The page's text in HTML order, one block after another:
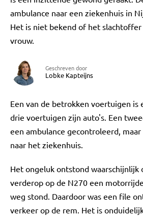
ambulance naar een ziekenhuis in
Het is niet bekend of het
vrouw.
Geschreven door
Lobke Kapteijns
Een van de betrokken voertuigen is
drie voertuigen zijn auto's. Een
een ambulance gecontroleerd,
naar het ziekenhuis.
Het ongeluk ontstond waarschijnlijk
verderop op de N270 een
weg stond. Daardoor was een file
verkeer op de rem. Het is